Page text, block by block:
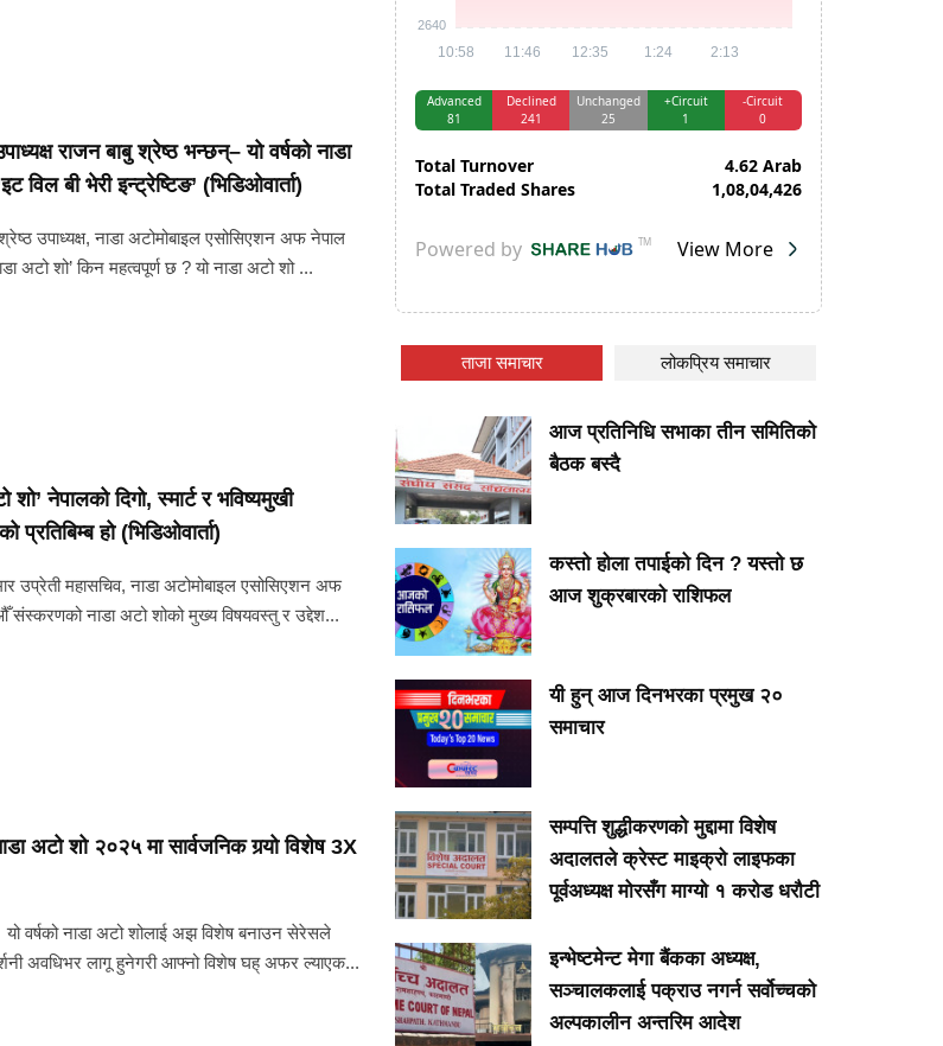
राजन बाबु श्रेष्ठ भन्छन्– यो वर्षको नाडा
विल बी भेरी इन्ट्रेष्टिङ’ (भिडिओवार्ता)
उपाध्यक्ष, नाडा अटोमोबाइल एसोसिएशन अफ नेपाल
अटो शो’ किन महत्वपूर्ण छ ? यो नाडा अटो शो ...
शो’ नेपालको दिगो, स्मार्ट र भविष्यमुखी
प्रतिबिम्ब हो (भिडिओवार्ता)
उप्रेती महासचिव, नाडा अटोमोबाइल एसोसिएशन अफ
नाडा अटो शोको मुख्य विषयवस्तु र उद्देश...
अटो शो २०२५ मा सार्वजनिक गर्‍यो विशेष 3X
यो वर्षको नाडा अटो शोलाई अझ विशेष बनाउन सेरेसले
अवधिभर लागू हुनेगरी आफ्नो विशेष घह् अफर ल्याएक...
ताजा समाचार लोकप्रिय समाचार
आज प्रतिनिधि सभाका तीन समितिको
बैठक बस्दै
कस्तो होला तपाईको दिन ? यस्तो छ
आज शुक्रबारको राशिफल
यी हुन् आज दिनभरका प्रमुख २०
समाचार
सम्पत्ति शुद्धीकरणको मुद्दामा विशेष
अदालतले क्रेस्ट माइक्रो लाइफका
पूर्वअध्यक्ष मोरसँग माग्यो १ करोड धरौटी
इन्भेष्टमेन्ट मेगा बैंकका अध्यक्ष,
सञ्चालकलाई पक्राउ नगर्न सर्वोच्चको
अल्पकालीन अन्तरिम आदेश